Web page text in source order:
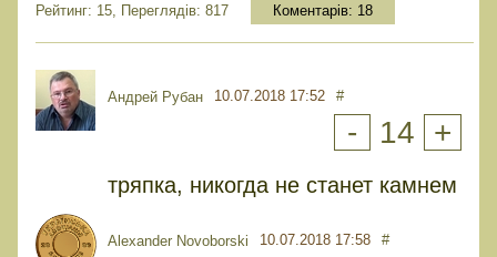
Рейтинг: 15, Переглядів: 817 Коментарів: 18
Андрей Рубан 10.07.2018 17:52 #
- 14 +
тряпка, никогда не станет камнем
Alexander Novoborski 10.07.2018 17:58 #